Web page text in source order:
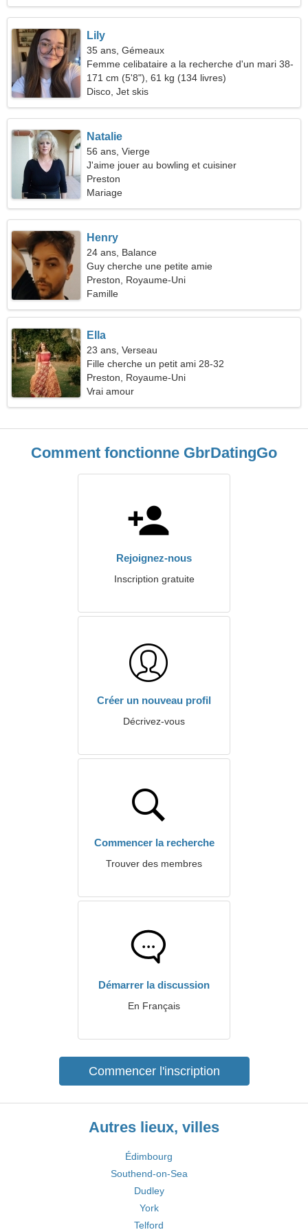
Lily
35 ans, Gémeaux
Femme celibataire a la recherche d'un mari 38-
43
171 cm (5'8"), 61 kg (134 livres)
Disco, Jet skis
Natalie
56 ans, Vierge
J'aime jouer au bowling et cuisiner
Preston
Mariage
Henry
24 ans, Balance
Guy cherche une petite amie
Preston, Royaume-Uni
Famille
Ella
23 ans, Verseau
Fille cherche un petit ami 28-32
Preston, Royaume-Uni
Vrai amour
Comment fonctionne GbrDatingGo
Rejoignez-nous
Inscription gratuite
Créer un nouveau profil
Décrivez-vous
Commencer la recherche
Trouver des membres
Démarrer la discussion
En Français
Commencer l'inscription
Autres lieux, villes
Édimbourg
Southend-on-Sea
Dudley
York
Telford